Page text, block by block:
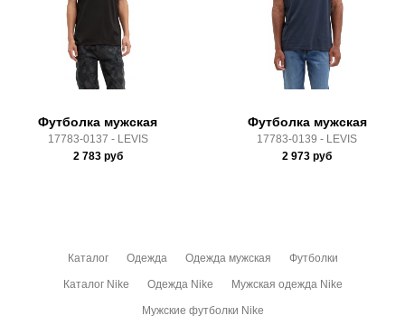
Здесь вы можете более детально ознакомиться с
условиямиоплаты
Футболка мужская
17783-0137 - LEVIS
2 783руб
Футболка мужская
17783-0139 - LEVIS
2 973 руб
Каталог Одежда Одежда мужская Футболки
Каталог Nike Одежда Nike Мужская одежда Nike
Мужские футболки Nike